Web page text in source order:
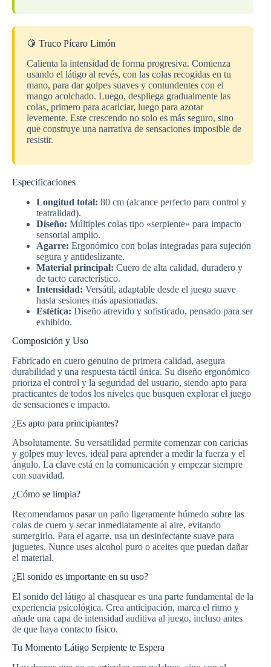
🍋 Truco Pícaro Limón
Calienta la intensidad de forma progresiva. Comienza
usando el látigo al revés, con las colas recogidas en tu
mano, para dar golpes suaves y contundentes con el
mango acolchado. Luego, despliega gradualmente las
colas, primero para acariciar, luego para azotar
levemente. Este crescendo no solo es más seguro, sino
que construye una narrativa de sensaciones imposible de
resistir.
Especificaciones
Longitud total: 80 cm (alcance perfecto para control y
teatralidad).
Diseño: Múltiples colas tipo «serpiente» para impacto
sensorial amplio.
Agarre: Ergonómico con bolas integradas para sujeción
segura y antideslizante.
Material principal: Cuero de alta calidad, duradero y
de tacto característico.
Intensidad: Versátil, adaptable desde el juego suave
hasta sesiones más apasionadas.
Estética: Diseño atrevido y sofisticado, pensado para ser
exhibido.
Composición y Uso
Fabricado en cuero genuino de primera calidad, asegura
durabilidad y una respuesta táctil única. Su diseño ergonómico
prioriza el control y la seguridad del usuario, siendo apto para
practicantes de todos los niveles que busquen explorar el juego
de sensaciones e impacto.
¿Es apto para principiantes?
Absolutamente. Su versatilidad permite comenzar con caricias
y golpes muy leves, ideal para aprender a medir la fuerza y el
ángulo. La clave está en la comunicación y empezar siempre
con suavidad.
¿Cómo se limpia?
Recomendamos pasar un paño ligeramente húmedo sobre las
colas de cuero y secar inmediatamente al aire, evitando
sumergirlo. Para el agarre, usa un desinfectante suave para
juguetes. Nunce uses alcohol puro o aceites que puedan dañar
el material.
¿El sonido es importante en su uso?
El sonido del látigo al chasquear es una parte fundamental de la
experiencia psicológica. Crea anticipación, marca el ritmo y
añade una capa de intensidad auditiva al juego, incluso antes
de que haya contacto físico.
Tu Momento Látigo Serpiente te Espera